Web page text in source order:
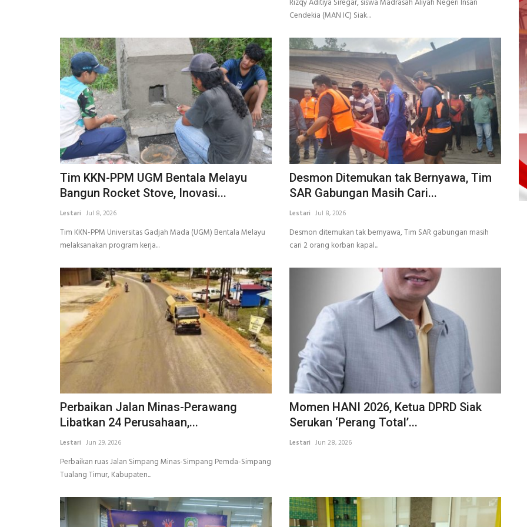
Rizqy Aditiya Siregar, siswa Madrasah Aliyah Negeri Insan
Cendekia (MAN IC) Siak...
Tim KKN-PPM UGM Bentala Melayu
Bangun Rocket Stove, Inovasi...
Lestari Jul 8, 2026
Tim KKN-PPM Universitas Gadjah Mada (UGM) Bentala Melayu
melaksanakan program kerja...
Desmon Ditemukan tak Bernyawa, Tim
SAR Gabungan Masih Cari...
Lestari Jul 8, 2026
Desmon ditemukan tak bernyawa, Tim SAR gabungan masih
cari 2 orang korban kapal...
Perbaikan Jalan Minas-Perawang
Libatkan 24 Perusahaan,...
Lestari Jun 29, 2026
Perbaikan ruas Jalan Simpang Minas-Simpang Pemda-Simpang
Tualang Timur, Kabupaten...
Momen HANI 2026, Ketua DPRD Siak
Serukan ‘Perang Total’...
Lestari Jun 28, 2026